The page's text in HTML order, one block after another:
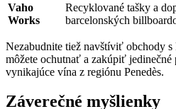
Vaho
Works
Recyklované tašky a
barcelonských
Nezabudnite tiež navštíviť obchody
môžete ochutnať a zakúpiť jedinečné
vynikajúce vína z regiónu Penedès.
Záverečné myšlienky